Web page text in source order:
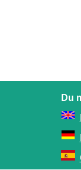
Du